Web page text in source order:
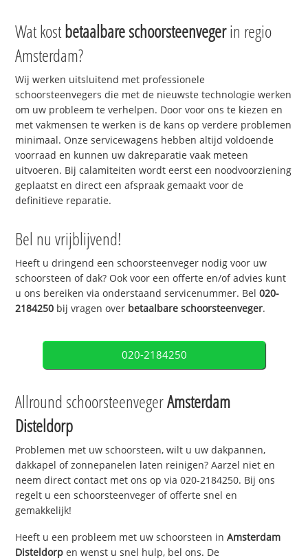
Wat kostbetaalbare schoorsteenvegerin regio
Amsterdam?
Wij werken uitsluitend met professionele
schoorsteenvegers die met de nieuwste technologie werken
om uw probleem te verhelpen. Door voor ons te kiezen en
met vakmensen te werken is de kans op verdere problemen
minimaal. Onze servicewagens hebben altijd voldoende
voorraad en kunnen uw dakreparatie vaak meteen
uitvoeren. Bij calamiteiten wordt eerst een noodvoorziening
geplaatst en direct een afspraak gemaakt voor de
definitieve reparatie.
Bel nu vrijblijvend!
Heeft u dringend een schoorsteenveger nodig voor uw
schoorsteen of dak? Ook voor een offerte en/of advies kunt
u ons bereiken via onderstaand servicenummer. Bel020-
2184250 bij vragen over betaalbare schoorsteenveger.
020-2184250
Allround schoorsteenvegerAmsterdam
Disteldorp
Problemen met uw schoorsteen, wilt u uw dakpannen,
dakkapel of zonnepanelen laten reinigen? Aarzel niet en
neem direct contact met ons op via 020-2184250. Bij ons
regelt u een schoorsteenveger of offerte snel en
gemakkelijk!
Heeft u een probleem met uw schoorsteen inAmsterdam
Disteldorp en wenst u snel hulp, bel ons. De